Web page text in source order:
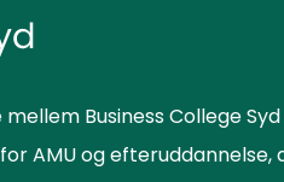
Business College
AMU og